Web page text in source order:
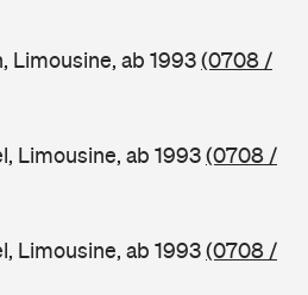
Limousine, ab 1993(0708 /
Limousine, ab 1993(0708 /
Limousine, ab 1993(0708 /